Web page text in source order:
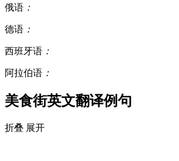
俄语 ：
德语 ：
西班牙语 ：
阿拉伯语 ：
美食街英文翻译例句
折叠 展开